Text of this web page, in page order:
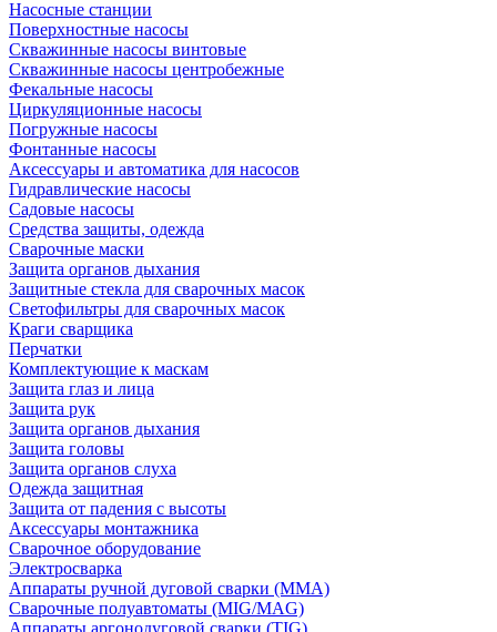
Насосные станции
Поверхностные насосы
Скважинные насосы винтовые
Скважинные насосы центробежные
Фекальные насосы
Циркуляционные насосы
Погружные насосы
Фонтанные насосы
Аксессуары и автоматика для насосов
Гидравлические насосы
Садовые насосы
Средства защиты, одежда
Сварочные маски
Защита органов дыхания
Защитные стекла для сварочных масок
Светофильтры для сварочных масок
Краги сварщика
Перчатки
Комплектующие к маскам
Защита глаз и лица
Защита рук
Защита органов дыхания
Защита головы
Защита органов слуха
Одежда защитная
Защита от падения с высоты
Аксессуары монтажника
Сварочное оборудование
Электросварка
Аппараты ручной дуговой сварки (MMA)
Сварочные полуавтоматы (MIG/MAG)
Аппараты аргонодуговой сварки (TIG)